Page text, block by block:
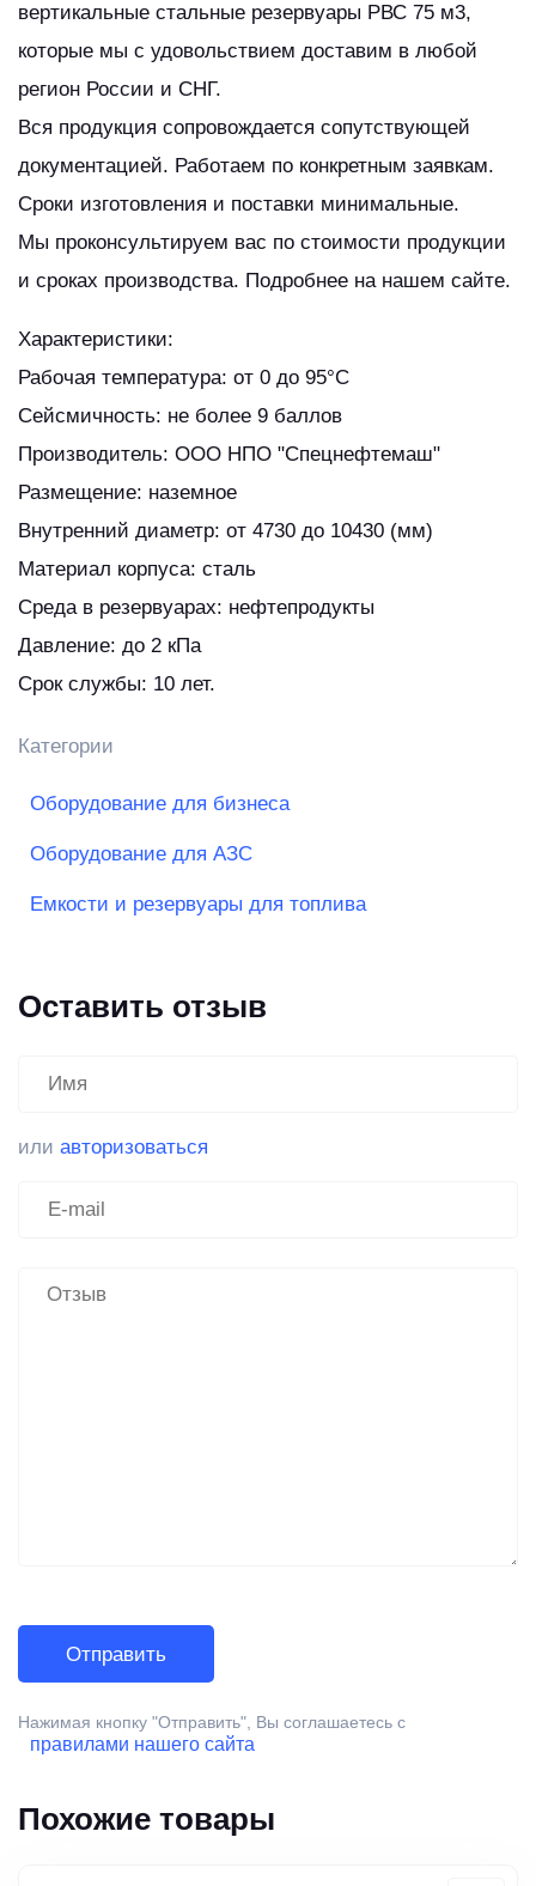
вертикальные стальные резервуары РВС 75 м3,
которые мы с удовольствием доставим в любой
регион России и СНГ.
Вся продукция сопровождается сопутствующей
документацией. Работаем по конкретным заявкам.
Сроки изготовления и поставки минимальные.
Мы проконсультируем вас по стоимости продукции
и сроках производства. Подробнее на нашем сайте.
Характеристики:
Рабочая температура: от 0 до 95°С
Сейсмичность: не более 9 баллов
Производитель: ООО НПО "Спецнефтемаш"
Размещение: наземное
Внутренний диаметр: от 4730 до 10430 (мм)
Материал корпуса: сталь
Среда в резервуарах: нефтепродукты
Давление: до 2 кПа
Срок службы: 10 лет.
Категории
Оборудование для бизнеса
Оборудование для АЗС
Емкости и резервуары для топлива
Оставить отзыв
или авторизоваться
Нажимая кнопку "Отправить", Вы соглашаетесь с
правилами нашего сайта
Похожие товары